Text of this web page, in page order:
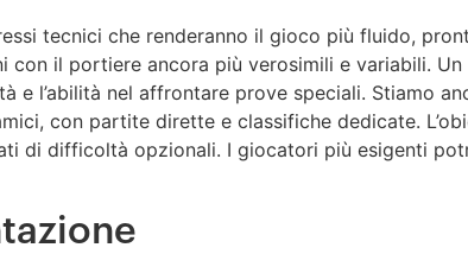
tecnici che renderanno il gioco più fluido,
il portiere ancora più verosimili e variabili.
l’abilità nel affrontare prove speciali. Stiamo
con partite dirette e classifiche dedicate.
di difficoltà opzionali. I giocatori più esigenti